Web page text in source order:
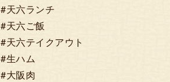
#天六ランチ
#天六ご飯
#天六テイクアウト
#生ハム
#大阪肉